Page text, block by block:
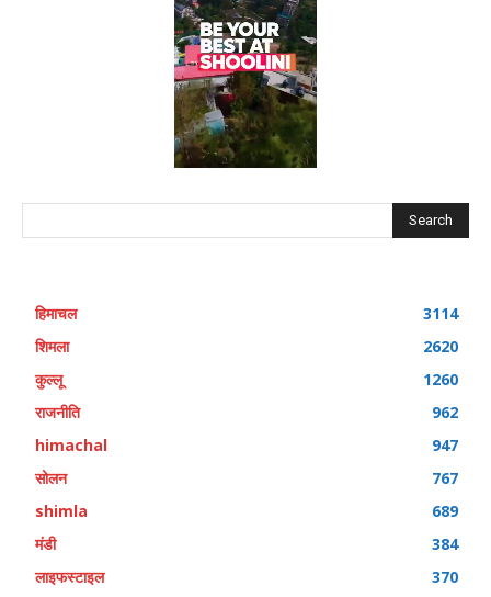
Search
हिमाचल
3114
शिमला
2620
कुल्लू
1260
राजनीति
962
himachal
947
सोलन
767
shimla
689
मंडी
384
लाइफस्टाइल
370